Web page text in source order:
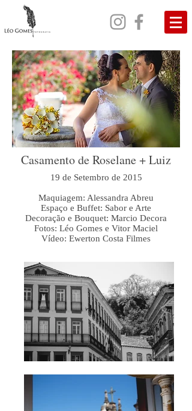
Casamento de Roselane + Luiz
19 de Setembro de 2015
Maquiagem: Alessandra Abreu
Espaço e Buffet: Sabor e Arte
Decoração e Bouquet: Marcio Decora
Fotos: Léo Gomes e Vitor Maciel
Vídeo: Ewerton Costa Filmes